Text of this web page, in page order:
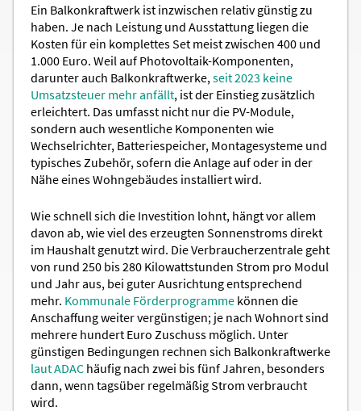
Ein Balkonkraftwerk ist inzwischen relativ günstig zu
haben. Je nach Leistung und Ausstattung liegen die
Kosten für ein komplettes Set meist zwischen 400 und
1.000 Euro. Weil auf Photovoltaik-Komponenten,
darunter auch Balkonkraftwerke, seit 2023 keine
Umsatzsteuer mehr anfällt, ist der Einstieg zusätzlich
erleichtert. Das umfasst nicht nur die PV-Module,
sondern auch wesentliche Komponenten wie
Wechselrichter, Batteriespeicher, Montagesysteme und
typisches Zubehör, sofern die Anlage auf oder in der
Nähe eines Wohngebäudes installiert wird.
Wie schnell sich die Investition lohnt, hängt vor allem
davon ab, wie viel des erzeugten Sonnenstroms direkt
im Haushalt genutzt wird. Die Verbraucherzentrale geht
von rund 250 bis 280 Kilowattstunden Strom pro Modul
und Jahr aus, bei guter Ausrichtung entsprechend
mehr. Kommunale Förderprogrammekönnen die
Anschaffung weiter vergünstigen; je nach Wohnort sind
mehrere hundert Euro Zuschuss möglich. Unter
günstigen Bedingungen rechnen sich Balkonkraftwerke
laut ADAChäufig nach zwei bis fünf Jahren, besonders
dann, wenn tagsüber regelmäßig Strom verbraucht
wird.